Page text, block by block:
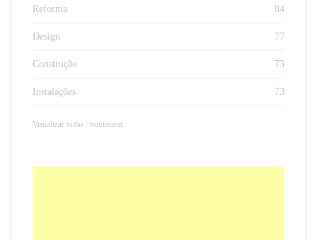
Reforma 84
Design 77
Construção 73
Instalações 73
Visualizar todas / minimizar